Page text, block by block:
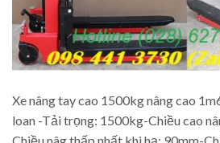
Xe nâng tay cao 1500kg nâng cao
loan -Tải trọng: 1500kg-Chiều cao